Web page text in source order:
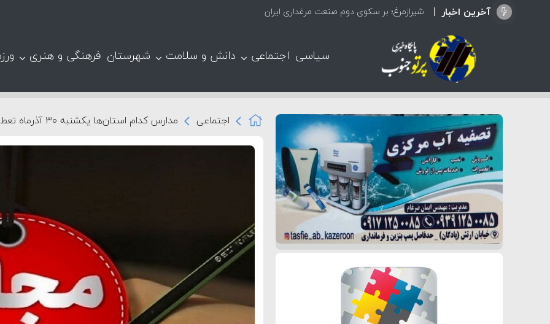
آخرین اخبار تعطیل
سیاسی اجتماعی دانش و سلامت شهرستان فرهنگی و هنری
اجتماعی مدارس کدام استان‌ها یکشنبه ۳۰ آذرماه تعطیل و غیرحضوری شد؟